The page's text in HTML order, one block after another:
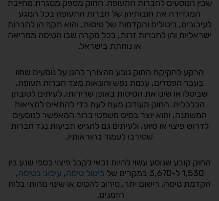
שבין הנוסעים לחברות התעופה. החוק מספק מסגרת מחייבת
המגדירה את חובותיהן של חברות התעופה בכל הנוגע
לעיכובים, ביטולים והקדמות של טיסות, והוא תקף הן לחברות
ישראליות והן לחברות זרות, בכל מקרה שבו הטיסה ממריאה
או נוחתת בישראל.
הרקע לחקיקת החוק נובע מהצורך להגן על נוסעים שחוו
בעבר הפסדים, עגמת נפש והונאות מצד חברות תעופה,
שביטלו או שינו את הטיסות באופן שרירותי, לעיתים לטובתן
הכלכלית. החוק מעודכן מעת לעת כדי להתאים למציאות
המשתנה, והוא יוצר בסיס משפטי ברור המאפשר לנוסעים
לדרוש פיצוי או סיוע, ולעיתים גם להגיש תביעות נגד חברות
שסירבו לעמוד בהוראותיו.
החוק קובע שנוסע עשוי להיות זכאי לקבל פיצוי כספי שנע בין
1,530 ל-3,670 במקרים של
ביטול טיסה, עיכוב בטיסה,
הקדמת טיסה, רישום יתר, סירוב להטיס או שינוי מהותי בלוח
הזמנים.